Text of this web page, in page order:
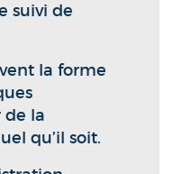
suivi de
la forme
de la
qu’il soit.